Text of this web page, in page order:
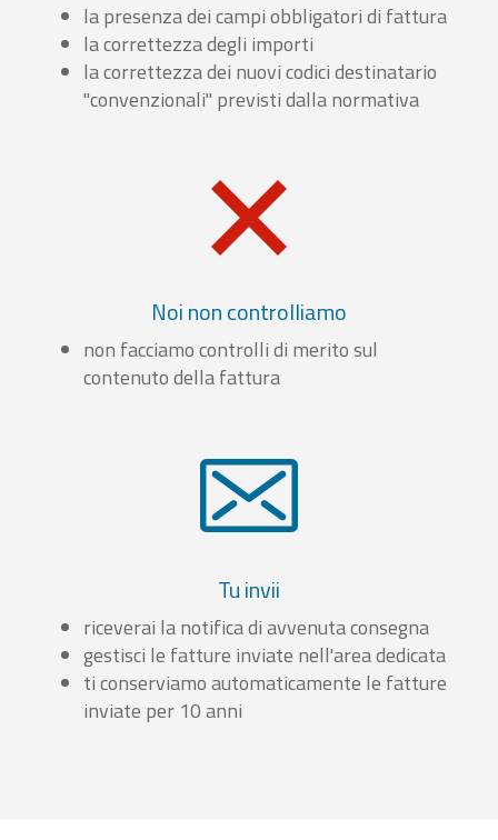
la presenza dei campi obbligatori di fattura
la correttezza degli importi
la correttezza dei nuovi codici destinatario
"convenzionali" previsti dalla normativa
Noi non controlliamo
non facciamo controlli di merito sul
contenuto della fattura
Tu invii
riceverai la notifica di avvenuta consegna
gestisci le fatture inviate nell'area dedicata
ti conserviamo automaticamente le fatture
inviate per 10 anni